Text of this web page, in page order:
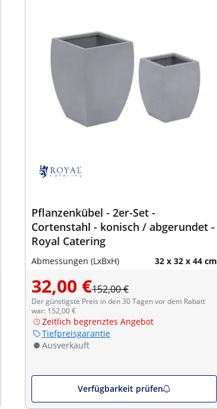
Pflanzenkübel - 2er-Set -
Cortenstahl - konisch / abgerundet -
Royal Catering
Abmessungen (LxBxH) 32 x 32 x 44 cm
32,00 €152,00 €
Der günstigste Preis in den 30 Tagen vor dem Rabatt
war: 152,00 €
Zeitlich begrenztes Angebot
Tiefpreisgarantie
Ausverkauft
Verfügbarkeit prüfen